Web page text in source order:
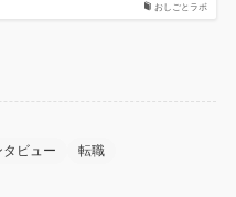
おしごとラボ
タビュー 転職